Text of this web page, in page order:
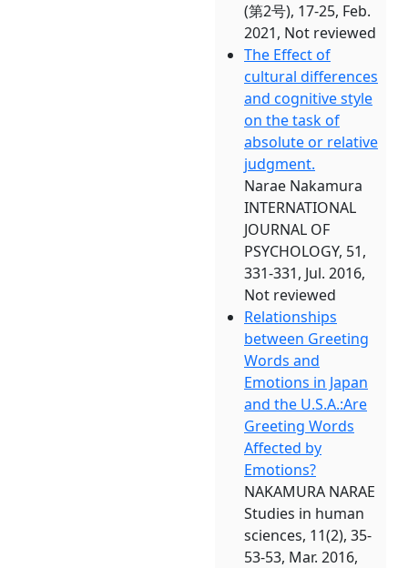
(第2号), 17-25, Feb.
2021, Not reviewed
The Effect of
cultural differences
and cognitive style
on the task of
absolute or relative
judgment.
Narae Nakamura
INTERNATIONAL
JOURNAL OF
PSYCHOLOGY, 51,
331-331, Jul. 2016,
Not reviewed
Relationships
between Greeting
Words and
Emotions in Japan
and the U.S.A.:Are
Greeting Words
Affected by
Emotions?
NAKAMURA NARAE
Studies in human
sciences, 11(2), 35-
53-53, Mar. 2016,